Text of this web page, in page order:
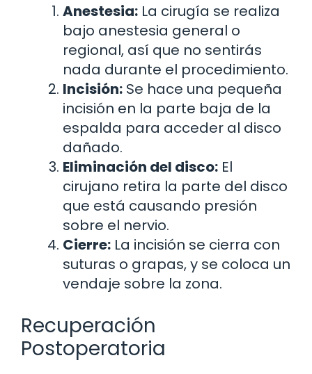
Anestesia: La cirugía se realiza
bajo anestesia general o
regional, así que no sentirás
nada durante el procedimiento.
Incisión: Se hace una pequeña
incisión en la parte baja de la
espalda para acceder al disco
dañado.
Eliminación del disco: El
cirujano retira la parte del disco
que está causando presión
sobre el nervio.
Cierre: La incisión se cierra con
suturas o grapas, y se coloca un
vendaje sobre la zona.
Recuperación
Postoperatoria